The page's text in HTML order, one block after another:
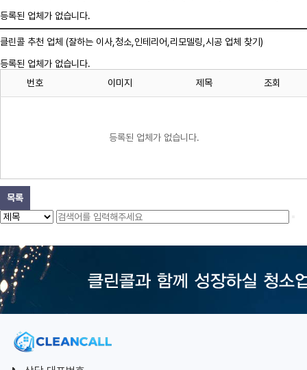
등록된 업체가 없습니다.
클린콜 추천 업체 (잘하는 이사, 청소 ,인테리어,리모델링,시공 업체 찾기)
등록된 업체가 없습니다.
번호
이미지 제목 조회
등록된 업체가 없습니다.
목록